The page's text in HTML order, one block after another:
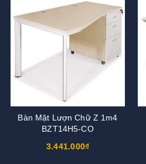
Bàn Mặt Lượn Chữ Z 1m4
BZT14H5-CO
3.441.000₫